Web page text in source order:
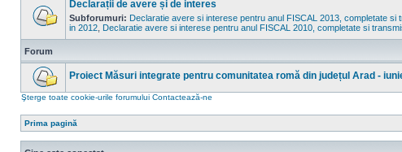
Nu
sunt
Declarații de avere și de interes
Subforumuri: Declaratie avere si interese pentru anul FISCAL 2013, completate si
in 2012 Declaratie avere si interese pentru anul FISCAL 2010, completate si
Forum
Nu
sunt
necitite
Proiect Măsuri integrate pentru comunitatea romă din județul Arad -
Şterge toate cookie-urile forumului Contactează-ne
Prima pagină